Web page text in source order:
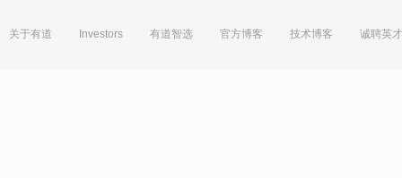
关于有道 Investors 有道智选 官方博客 技术博客 诚聘英才